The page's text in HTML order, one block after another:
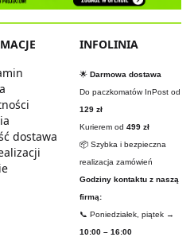
dostawa
INFOLINIA
🌟 Darmowa dostawa
Do paczkomatów InPost od
129 zł
Kurierem od 499 zł
📦 Szybka i bezpieczna
realizacja zamówień
Godziny kontaktu z naszą
firmą:
📞 Poniedziałek, piątek →
10:00 – 16:00